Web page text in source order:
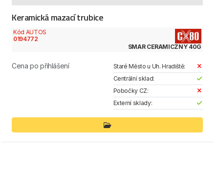
Keramická mazací trubice
Kód AUTOS
0194772
SMAR CERAMICZNY 40G
Cena po přihlášení
Staré Město u Uh. Hradiště:
Centrální sklad:
Pobočky CZ:
Externí sklady: